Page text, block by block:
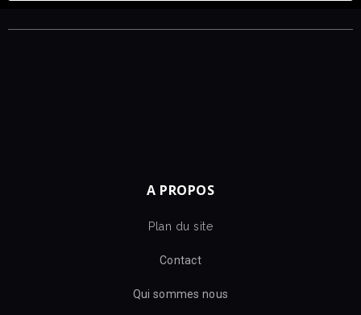
A PROPOS
Plan du site
Contact
Qui sommes nous